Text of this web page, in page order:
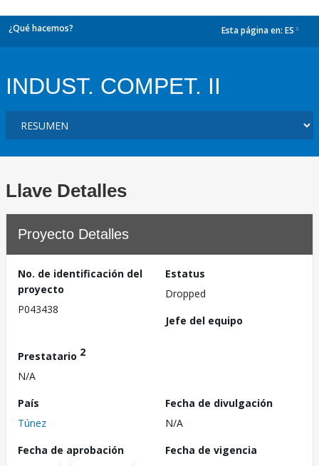
¿Qué hacemos? Esta página en: ES
INDUST. COMPET. II
Llave Detalles
Proyecto Detalles
No. de identificación del
proyecto
P043438
Estatus
Dropped
Jefe del equipo
Prestatario 2
N/A
País
Túnez
Fecha de divulgación
N/A
Fecha de aprobación
Fecha de vigencia